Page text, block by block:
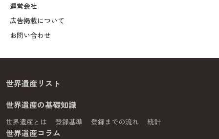
運営会社
広告掲載について
お問い合わせ
世界遺産リスト
世界遺産の基礎知識
世界遺産とは 登録基準 登録までの流れ 統計
世界遺産コラム